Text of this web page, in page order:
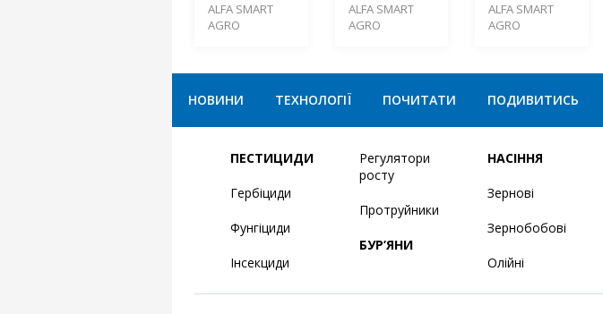
ALFA SMART
AGRO
ALFA SMART
AGRO
ALFA SMART
AGRO
НОВИНИ ТЕХНОЛОГІЇ ПОЧИТАТИ ПОДИВИТИСЬ
ПЕСТИЦИДИ
Гербіциди
Фунгіциди
Інсекциди
Регулятори
росту
Протруйники
БУР’ЯНИ
НАСІННЯ
Зернові
Зернобобові
Олійні